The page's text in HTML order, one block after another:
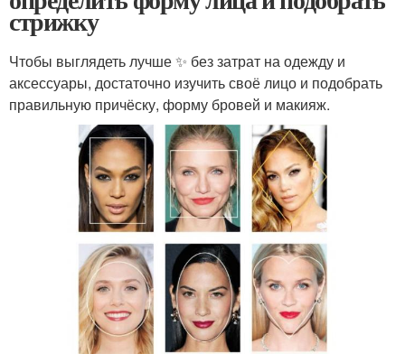
стрижку
Чтобы выглядеть лучше ✨ без затрат на одежду и
аксессуары, достаточно изучить своё лицо и подобрать
правильную причёску, форму бровей и макияж.